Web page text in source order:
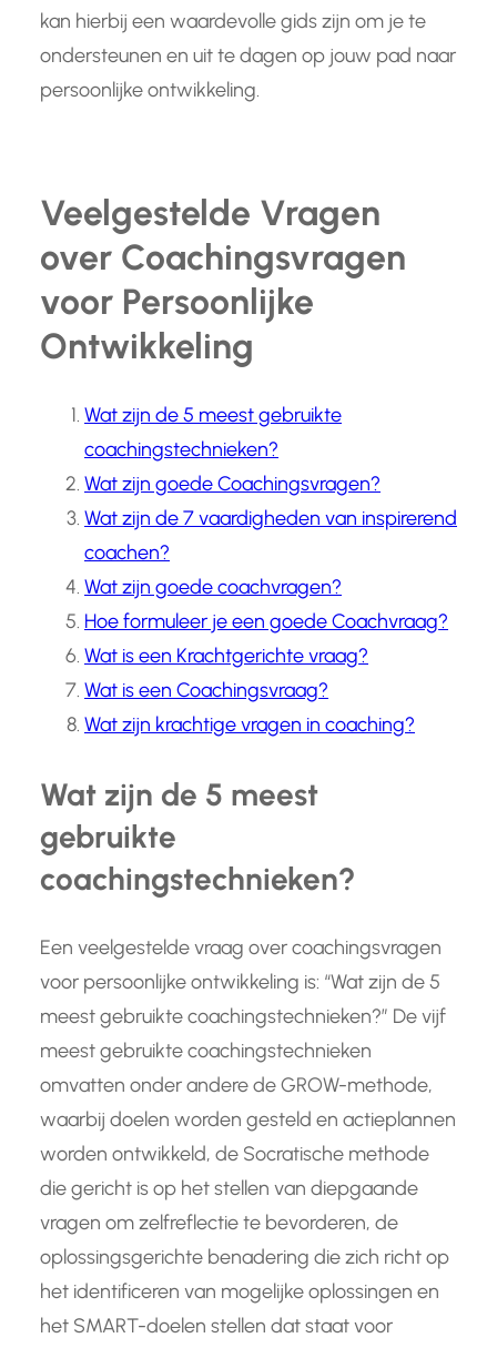
kan hierbij een waardevolle gids zijn om je te
ondersteunen en uit te dagen op jouw pad naar
persoonlijke ontwikkeling.
Veelgestelde Vragen
over Coachingsvragen
voor Persoonlijke
Ontwikkeling
Wat zijn de 5 meest gebruikte
coachingstechnieken?
Wat zijn goede Coachingsvragen?
Wat zijn de 7 vaardigheden van inspirerend
coachen?
Wat zijn goede coachvragen?
Hoe formuleer je een goede Coachvraag?
Wat is een Krachtgerichte vraag?
Wat is een Coachingsvraag?
Wat zijn krachtige vragen in coaching?
Wat zijn de 5 meest
gebruikte
coachingstechnieken?
Een veelgestelde vraag over coachingsvragen
voor persoonlijke ontwikkeling is: “Wat zijn de 5
meest gebruikte coachingstechnieken?” De vijf
meest gebruikte coachingstechnieken
omvatten onder andere de GROW-methode,
waarbij doelen worden gesteld en actieplannen
worden ontwikkeld, de Socratische methode
die gericht is op het stellen van diepgaande
vragen om zelfreflectie te bevorderen, de
oplossingsgerichte benadering die zich richt op
het identificeren van mogelijke oplossingen en
het SMART-doelen stellen dat staat voor